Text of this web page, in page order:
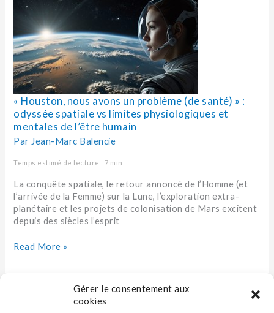
Gérer le consentement aux
cookies
« Houston, nous avons un problème (de santé) » :
odyssée spatiale vs limites physiologiques et
mentales de l’être humain
Par Jean-Marc Balencie
Temps estimé de lecture : 7 min
La conquête spatiale, le retour annoncé de l’Homme (et
l’arrivée de la Femme) sur la Lune, l’exploration extra-
planétaire et les projets de colonisation de Mars excitent
depuis des siècles l’esprit
avons
problème (de
santé)
» :
odyssée
spatiale
vs
limites
physiologiques
et
mentales
l’être
Read More »